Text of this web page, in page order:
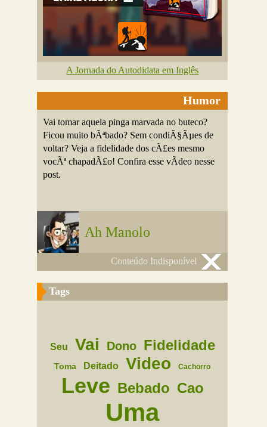
A Jornada do Autodidata em Inglês
Humor
Vai tomar aquela pinga marvada no buteco?
Ficou muito bÃªbado? Sem condiÃ§Ãµes de
voltar? Veja a fidelidade dos cÃ£es mesmo
vocÃª chapadÃ£o! Confira esse vÃ­deo nesse
post.
Ah Manolo
Conteúdo Indisponível
Tags
Seu Vai Dono Fidelidade
Toma Deitado Video Cachorro
Leve Bebado Cao
Uma